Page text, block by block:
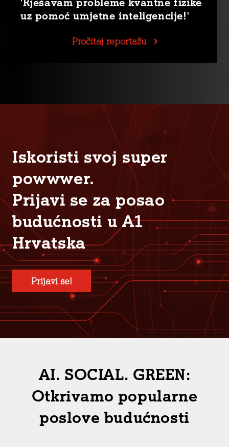
uz pomoć umjetne inteligencije!'
Pročitaj reportažu
Iskoristi svoj super
powwwer.
Prijavi se za posao
budućnosti u A1
Hrvatska
Prijavi se!
AI. SOCIAL. GREEN:
Otkrivamo popularne
poslove budućnosti